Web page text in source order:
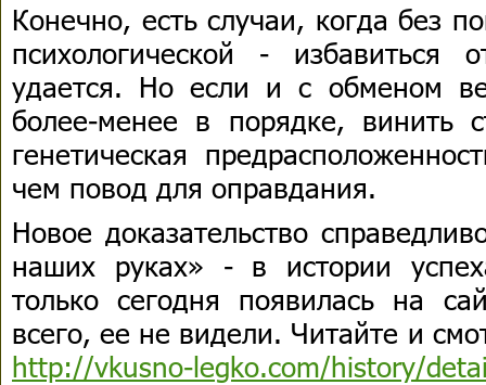
Конечно, есть случаи, когда без
психологической - избавиться
удается. Но если и с обменом
более-менее в порядке, винить
генетическая
чем повод для оправдания.
Новое доказательство
наших руках» - в истории
только сегодня появилась на
всего, ее не видели. Читайте и
http://vkusno-legko.com/history/